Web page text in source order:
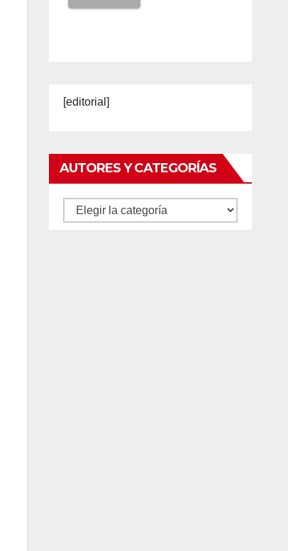
[editorial]
AUTORES Y CATEGORÍAS
Autores